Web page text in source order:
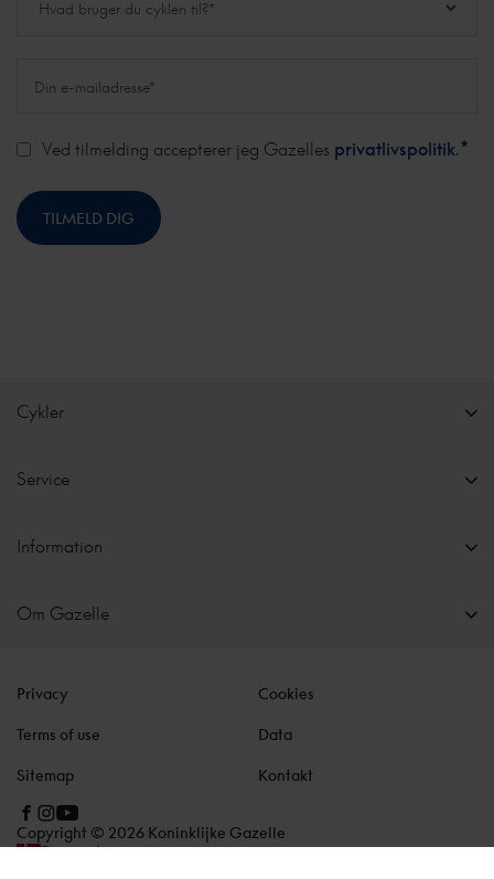
Ved tilmelding accepterer jeg Gazelles privatlivspolitik.*
Cykler
Service
Information
Om Gazelle
Copyright © 2026 Koninklijke Gazelle
Privacy Cookies
Terms of use Data
Sitemap Kontakt
Danmark